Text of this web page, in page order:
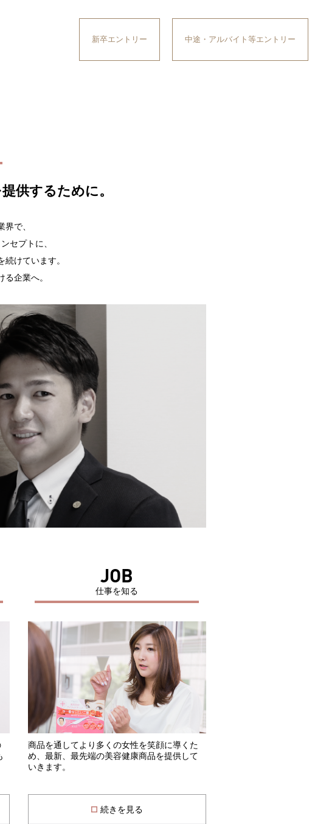
新卒エントリー 中途・アルバイト等エントリー
供するために。
で、
セプトに、
けています。
企業へ。
JOB
仕事を知る
商品を通してより多くの女性を笑顔に導くた
め、最新、最先端の美容健康商品を提供して
いきます。
続きを見る